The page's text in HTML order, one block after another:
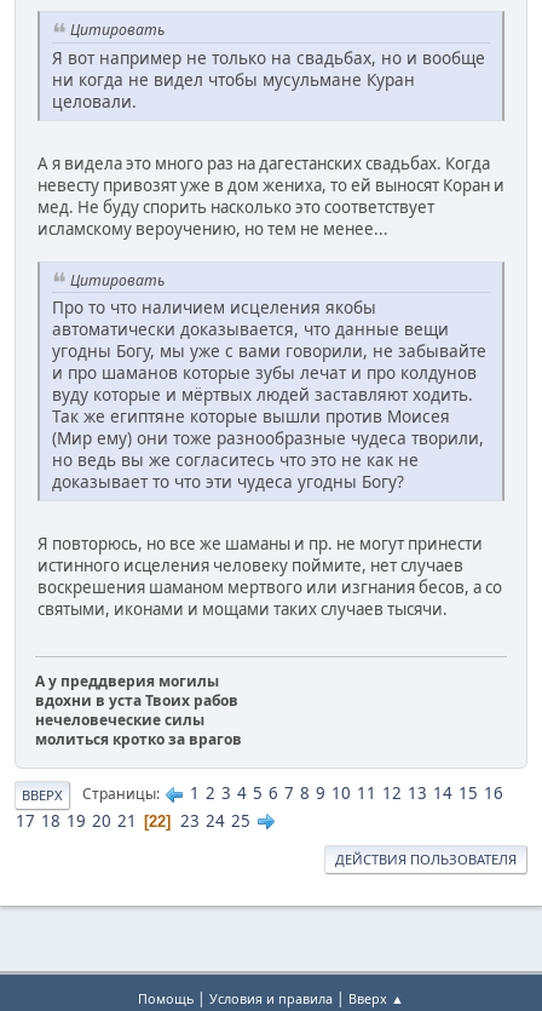
Цитировать
Я вот например не только на свадьбах, но и вообще
ни когда не видел чтобы мусульмане Куран
целовали.
А я видела это много раз на дагестанских свадьбах. Когда
невесту привозят уже в дом жениха, то ей выносят Коран и
мед. Не буду спорить насколько это соответствует
исламскому вероучению, но тем не менее...
Цитировать
Про то что наличием исцеления якобы
автоматически доказывается, что данные вещи
угодны Богу, мы уже с вами говорили, не забывайте
и про шаманов которые зубы лечат и про колдунов
вуду которые и мёртвых людей заставляют ходить.
Так же египтяне которые вышли против Моисея
(Мир ему) они тоже разнообразные чудеса творили,
но ведь вы же согласитесь что это не как не
доказывает то что эти чудеса угодны Богу?
Я повторюсь, но все же шаманы и пр. не могут принести
истинного исцеления человеку поймите, нет случаев
воскрешения шаманом мертвого или изгнания бесов, а со
святыми, иконами и мощами таких случаев тысячи.
А у преддверия могилы
вдохни в уста Твоих рабов
нечеловеческие силы
молиться кротко за врагов
ВВЕРХ Страницы 1 2 3 4 5 6 7 8 9 10 11 12 13 14 15 16
17 18 19 20 21 22 23 24 25
ДЕЙСТВИЯ ПОЛЬЗОВАТЕЛЯ
Помощь | Условия и правила | Вверх ▲